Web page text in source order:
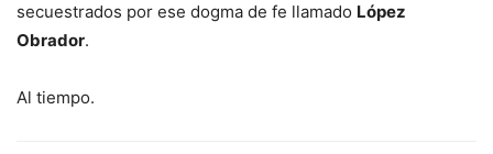
secuestrados por ese dogma de fe llamado López
Obrador.
Al tiempo.